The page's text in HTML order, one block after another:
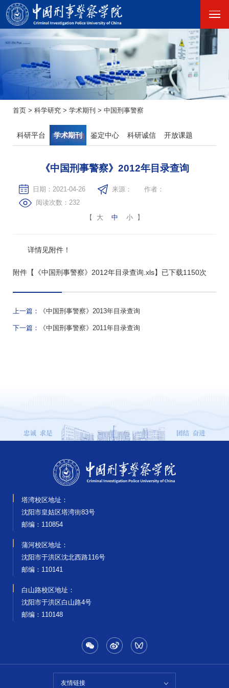
首页 > 科学研究 > 学术期刊 > 中国刑事警察
科研平台 学术期刊 鉴定中心 科研诚信 开放课题
《中国刑事警察》2012年目录查询
日期：2021-04-26 来源：
作者：
阅读次数： 232
【
大 中 小 】
详情见附件！
附件【 《中国刑事警察》2012年目录查询.xls】已下载1150次
上一篇： 《中国刑事警察》2013年目录查询
下一篇： 《中国刑事警察》2011年目录查询
塔湾校区地址：
沈阳市皇姑区塔湾街83号
邮编‌：110854
蒲河校区地址：
沈阳市于洪区沈北西路116号
邮编‌：110141
白山路校区地址：
沈阳市于洪区白山路4号
邮编‌：110148
友情链接